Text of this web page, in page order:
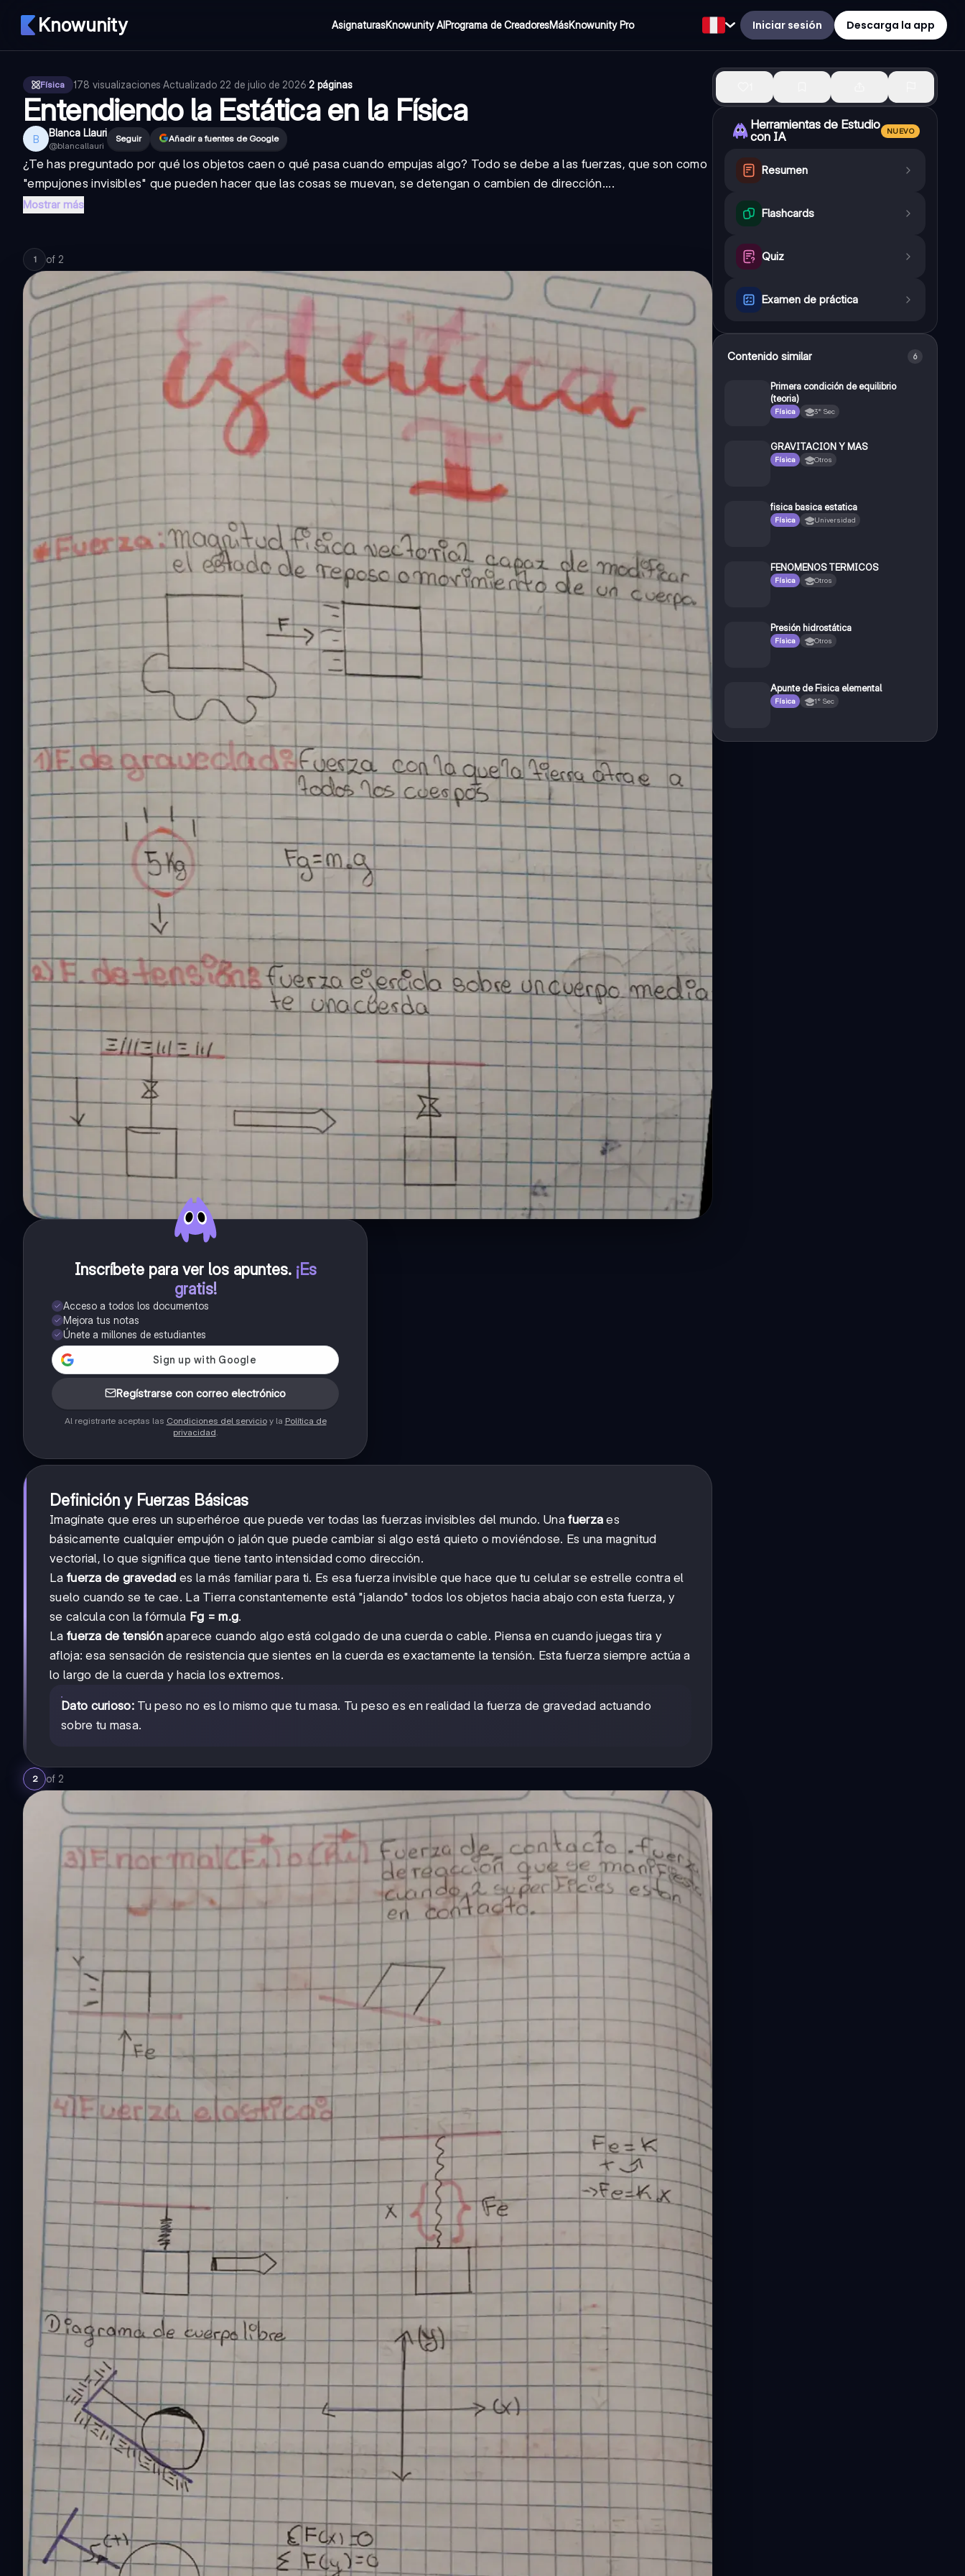
Knowunity AsignaturasKnowunity AIPrograma de CreadoresMásKnowunity Pro Iniciar sesión Descarga la app
Física 178 visualizaciones·Actualizado 22 de julio de 2026·2 páginas
Entendiendo la Estática en la Física
B Blanca Llauri
@blancallauri
Seguir Añadir a fuentes de Google
¿Te has preguntado por qué los objetos caen o qué pasa cuando empujas algo? Todo se debe a las fuerzas, que son como
"empujones invisibles" que pueden hacer que las cosas se muevan, se detengan o cambien de dirección....
Mostrar más
1 of 2
Inscríbete para ver los apuntes. ¡Es
gratis!
Acceso a todos los documentos
Mejora tus notas
Únete a millones de estudiantes
Regístrarse con correo electrónico
Al registrarte aceptas las Condiciones del servicioy la Política de
privacidad.
Definición y Fuerzas Básicas
Imagínate que eres un superhéroe que puede ver todas las fuerzas invisibles del mundo. Unafuerza es
básicamente cualquier empujón o jalón que puede cambiar si algo está quieto o moviéndose. Es una magnitud
vectorial, lo que significa que tiene tanto intensidad como dirección.
La fuerza de gravedad es la más familiar para ti. Es esa fuerza invisible que hace que tu celular se estrelle contra el
suelo cuando se te cae. La Tierra constantemente está "jalando" todos los objetos hacia abajo con esta fuerza, y
se calcula con la fórmula Fg = m.g.
La fuerza de tensión aparece cuando algo está colgado de una cuerda o cable. Piensa en cuando juegas tira y
afloja: esa sensación de resistencia que sientes en la cuerda es exactamente la tensión. Esta fuerza siempre actúa a
lo largo de la cuerda y hacia los extremos.
Dato curioso:Tu peso no es lo mismo que tu masa. Tu peso es en realidad la fuerza de gravedad actuando
sobre tu masa.
2 of 2
Herramientas de Estudio
con IA
NUEVO
Resumen
Flashcards
Quiz
Examen de práctica
Contenido similar 6
Primera condición de equilibrio
(teoria)
Física 3° Sec
GRAVITACION Y MAS
Física Otros
fisica basica estatica
Física Universidad
FENOMENOS TERMICOS
Física Otros
Presión hidrostática
Física Otros
Apunte de Fisica elemental
Física 1° Sec